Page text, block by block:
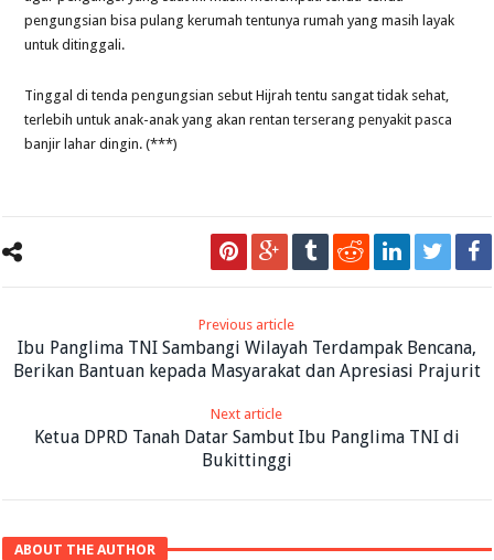
pengungsian bisa pulang kerumah tentunya rumah yang masih layak
untuk ditinggali.
Tinggal di tenda pengungsian sebut Hijrah tentu sangat tidak sehat,
terlebih untuk anak-anak yang akan rentan terserang penyakit pasca
banjir lahar dingin. (***)
Previous article
Ibu Panglima TNI Sambangi Wilayah Terdampak Bencana,
Berikan Bantuan kepada Masyarakat dan Apresiasi Prajurit
Next article
Ketua DPRD Tanah Datar Sambut Ibu Panglima TNI di
Bukittinggi
ABOUT THE AUTHOR